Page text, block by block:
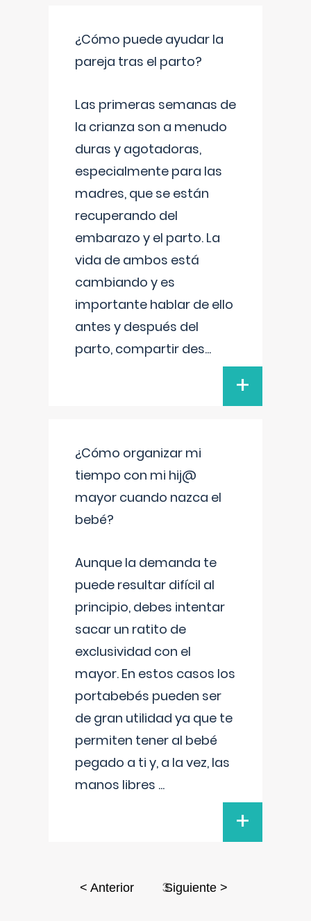
¿Cómo puede ayudar la
pareja tras el parto?
Las primeras semanas de
la crianza son a menudo
duras y agotadoras,
especialmente para las
madres, que se están
recuperando del
embarazo y el parto. La
vida de ambos está
cambiando y es
importante hablar de ello
antes y después del
parto, compartir des...
+
¿Cómo organizar mi
tiempo con mi hij@
mayor cuando nazca el
bebé?
Aunque la demanda te
puede resultar difícil al
principio, debes intentar
sacar un ratito de
exclusividad con el
mayor. En estos casos los
portabebés pueden ser
de gran utilidad ya que te
permiten tener al bebé
pegado a ti y, a la vez, las
manos libres ...
+
< Anterior 3Siguiente >